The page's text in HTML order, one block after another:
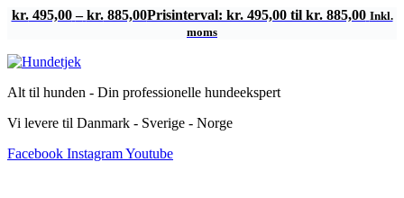
kr.495,00 – kr.885,00Prisinterval: kr. 495,00 til kr. 885,00 Inkl.
moms
Alt til hunden - Din professionelle hundeekspert
Vi levere til Danmark - Sverige - Norge
Facebook InstagramYoutube